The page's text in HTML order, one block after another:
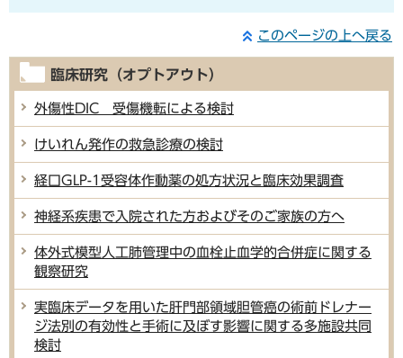
このページの上へ戻る
臨床研究（オプトアウト）
外傷性DIC 受傷機転による検討
けいれん発作の救急診療の検討
経口GLP-1受容体作動薬の処方状況と臨床効果調査
神経系疾患で入院された方およびそのご家族の方へ
体外式模型人工肺管理中の血栓止血学的合併症に関する
観察研究
実臨床データを用いた肝門部領域胆管癌の術前ドレナー
ジ法別の有効性と手術に及ぼす影響に関する多施設共同
検討